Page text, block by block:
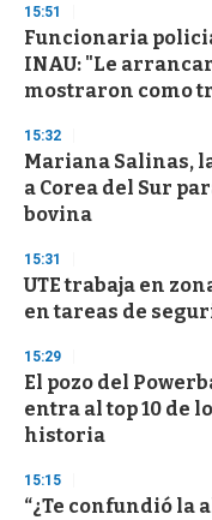
d
s
15:51
Funcionaria
INAU: "Le
mostraron como
15:32
Mariana Salinas,
a Corea del Sur
bovina
15:31
UTE trabaja en
en tareas de
15:29
El pozo del
entra al top 10 de
historia
15:15
“¿Te confundió la